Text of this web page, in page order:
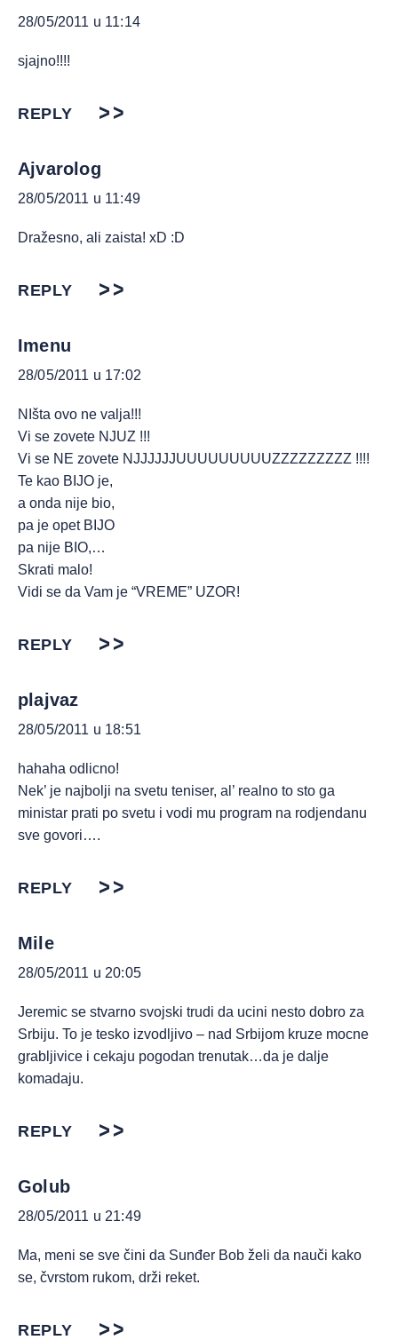
28/05/2011 u 11:14
sjajno!!!!
REPLY
Ajvarolog
28/05/2011 u 11:49
Dražesno, ali zaista! xD :D
REPLY
Imenu
28/05/2011 u 17:02
NIšta ovo ne valja!!!
Vi se zovete NJUZ !!!
Vi se NE zovete NJJJJJJUUUUUUUUUZZZZZZZZZ !!!!
Te kao BIJO je,
a onda nije bio,
pa je opet BIJO
pa nije BIO,…
Skrati malo!
Vidi se da Vam je “VREME” UZOR!
REPLY
plajvaz
28/05/2011 u 18:51
hahaha odlicno!
Nek’ je najbolji na svetu teniser, al’ realno to sto ga
ministar prati po svetu i vodi mu program na rodjendanu
sve govori….
REPLY
Mile
28/05/2011 u 20:05
Jeremic se stvarno svojski trudi da ucini nesto dobro za
Srbiju. To je tesko izvodljivo – nad Srbijom kruze mocne
grabljivice i cekaju pogodan trenutak…da je dalje
komadaju.
REPLY
Golub
28/05/2011 u 21:49
Ma, meni se sve čini da Sunđer Bob želi da nauči kako
se, čvrstom rukom, drži reket.
REPLY